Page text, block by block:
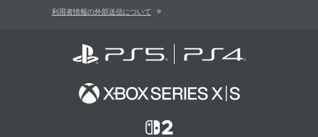
利用者情報の外部送信について